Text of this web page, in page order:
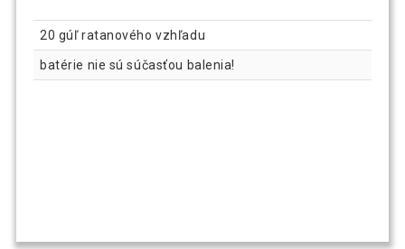
20 gúľ ratanového vzhľadu
batérie nie sú súčasťou balenia!